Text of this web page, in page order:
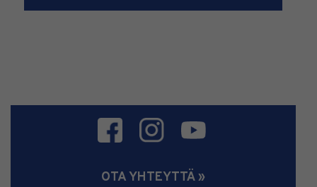
OTA YHTEYTTÄ »